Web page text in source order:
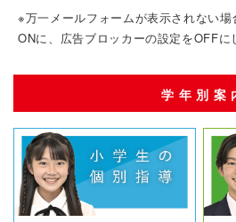
追加・削除、または利用もしく
を求められたときは、可能な限
し出いただくことで、当社から
手続きをすみやかにお取りいたし
ん。
詳しくは
プライバシーポリシーを
※万一メールフォームが表示されない
ONに、広告ブロッカーの設定をOFFに
学年別案